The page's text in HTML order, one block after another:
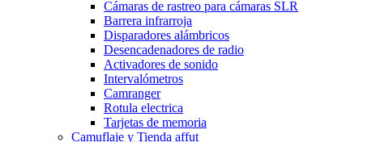
Cámaras de rastreo para cámaras SLR
Barrera infrarroja
Disparadores alámbricos
Desencadenadores de radio
Activadores de sonido
Intervalómetros
Camranger
Rotula electrica
Tarjetas de memoria
Camuflaje y Tienda affut